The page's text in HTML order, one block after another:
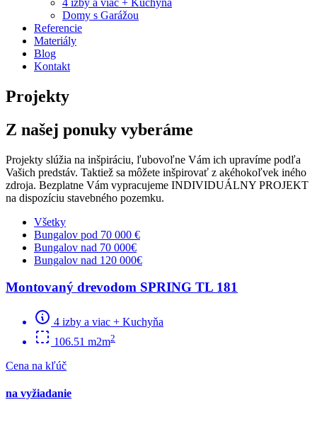
4 izby a viac + Kuchyňa
Domy s Garážou
Referencie
Materiály
Blog
Kontakt
Projekty
Z našej ponuky vyberáme
Projekty slúžia na inšpiráciu, ľubovoľne Vám ich upravíme podľa
Vašich predstáv. Taktiež sa môžete inšpirovať z akéhokoľvek iného
zdroja. Bezplatne Vám vypracujeme INDIVIDUÁLNY PROJEKT
na dispozíciu stavebného pozemku.
Všetky
Bungalov pod 70 000 €
Bungalov nad 70 000€
Bungalov nad 120 000€
Montovaný drevodom SPRING TL 181
4 izby a viac + Kuchyňa
106.51 m2m2
Cena na kľúč
na vyžiadanie